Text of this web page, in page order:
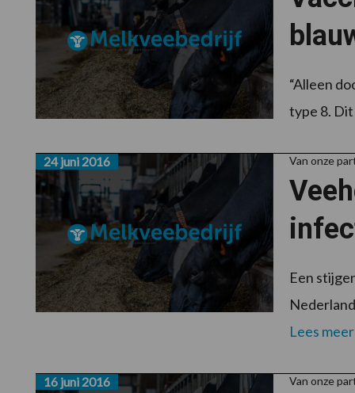
“Alleen
type 8. Dit
Van onze
24 juni 2016
Een
Lees meer
Van onze
16 juni 2016